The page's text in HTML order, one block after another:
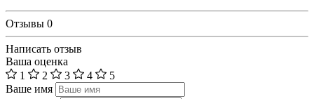
Отзывы 0
Написать отзыв
Ваша оценка
1
2 3 4
5
Ваше имя